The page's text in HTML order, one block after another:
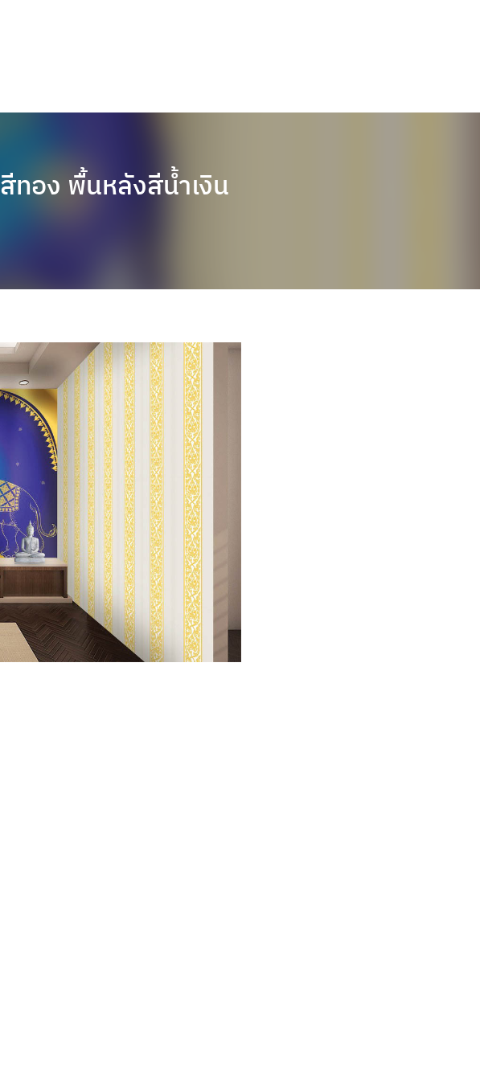
ทอง พื้นหลังสีน้ำเงิน